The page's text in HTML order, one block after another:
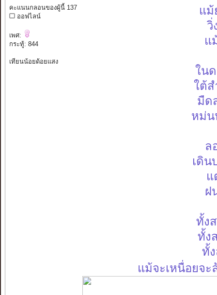
คะแนนกลอนของผู้นี้ 137
ออฟไลน์
เพศ:
กระทู้: 844
เทียนน้อยด้อยแสง
แม้
วิ่
แ
ใน
ใต้
มืด
หม่น
ล
เดิน
แ
ฝ
ทั้ง
ทั้ง
ทั้
แม้จะเหนื่อยจะ